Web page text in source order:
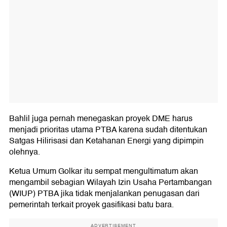
Bahlil juga pernah menegaskan proyek DME harus
menjadi prioritas utama PTBA karena sudah ditentukan
Satgas Hilirisasi dan Ketahanan Energi yang dipimpin
olehnya.
Ketua Umum Golkar itu sempat mengultimatum akan
mengambil sebagian Wilayah Izin Usaha Pertambangan
(WIUP) PTBA jika tidak menjalankan penugasan dari
pemerintah terkait proyek gasifikasi batu bara.